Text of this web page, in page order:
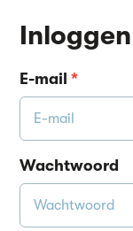
Inloggen
E-mail*
Wachtwoord